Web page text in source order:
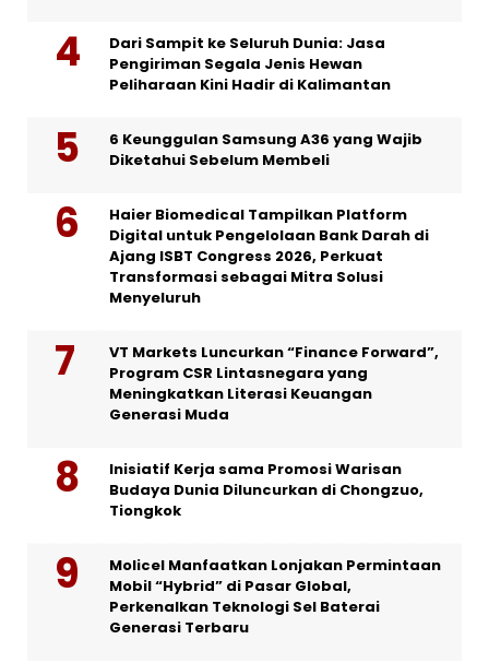
Dari Sampit ke Seluruh Dunia: Jasa
Pengiriman Segala Jenis Hewan
Peliharaan Kini Hadir di Kalimantan
6 Keunggulan Samsung A36 yang Wajib
Diketahui Sebelum Membeli
Haier Biomedical Tampilkan Platform
Digital untuk Pengelolaan Bank Darah di
Ajang ISBT Congress 2026, Perkuat
Transformasi sebagai Mitra Solusi
Menyeluruh
VT Markets Luncurkan “Finance Forward”,
Program CSR Lintasnegara yang
Meningkatkan Literasi Keuangan
Generasi Muda
Inisiatif Kerja sama Promosi Warisan
Budaya Dunia Diluncurkan di Chongzuo,
Tiongkok
Molicel Manfaatkan Lonjakan Permintaan
Mobil “Hybrid” di Pasar Global,
Perkenalkan Teknologi Sel Baterai
Generasi Terbaru